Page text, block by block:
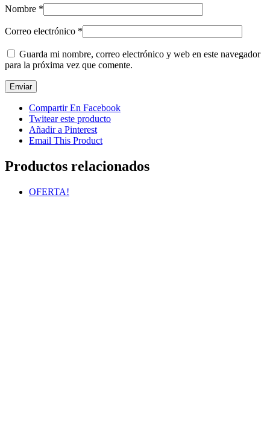
Nombre *
Correo electrónico *
Guarda mi nombre, correo electrónico y web en este navegador
para la próxima vez que comente.
Compartir En Facebook
Twitear este producto
Añadir a Pinterest
Email This Product
Productos relacionados
OFERTA!